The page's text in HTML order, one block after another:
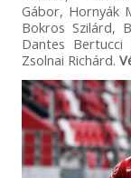
Gábor, Hornyák
Bokros Szilárd,
Dantes
Zsolnai Richárd.